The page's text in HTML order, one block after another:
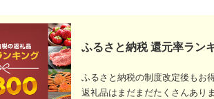
出典：マイナビふるさ
と納税
茨城県 五霞町
出典：楽天ふるさと納
福岡県 福岡市
出典：
宮城県 角
ふるさと納税 還元率ラン
ふるさと納税の制度改定後もお
返礼品はまだまだたくさんあり